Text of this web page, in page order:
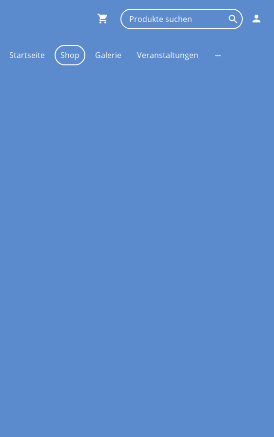
Startseite Shop Galerie Veranstaltungen